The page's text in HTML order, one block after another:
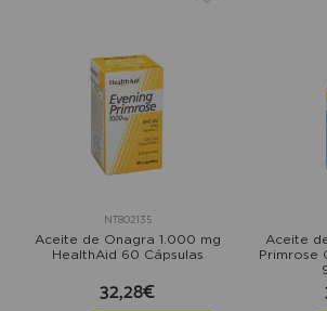
NT802135
Aceite de Onagra 1.000 mg
HealthAid 60 Cápsulas
32,28€
Aceite
Primrose